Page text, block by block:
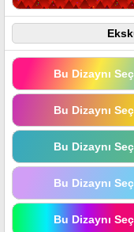
Bu Dizaynı Seç
Bu Dizaynı Seç
Bu Dizaynı Seç
Bu Dizaynı Seç
Bu Dizaynı Seç